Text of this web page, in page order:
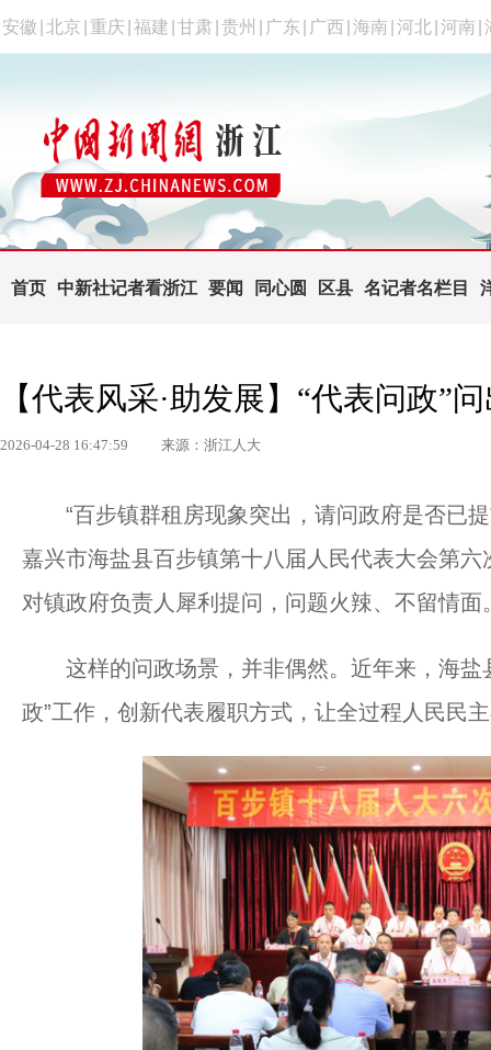
安徽 北京 重庆 福建 甘肃 贵州 广东 广西 海南 河北 河南
首页 中新社记者看浙江 要闻 同心圆 区县 名记者名栏目
【代表风采·助发展】“代表问政”
2026-04-28 16:47:59 来源：浙江人大
“百步镇群租房现象突出，请问政府是否已
嘉兴市海盐县百步镇第十八届人民代表大会第六
对镇政府负责人犀利提问，问题火辣、不留情面
这样的问政场景，并非偶然。近年来，海盐
政”工作，创新代表履职方式，让全过程人民民